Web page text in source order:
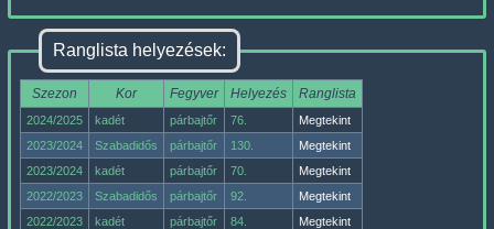
Ranglista helyezések:
Szezon Kor Fegyver Helyezés Ranglista
2024/2025 kadét párbajtőr 76.
Megtekint
2023/2024
Szabadidős párbajtőr 130.
Megtekint
2023/2024
kadét párbajtőr 70.
Megtekint
2022/2023
Szabadidős párbajtőr 92.
Megtekint
2022/2023
kadét párbajtőr 84. Megtekint